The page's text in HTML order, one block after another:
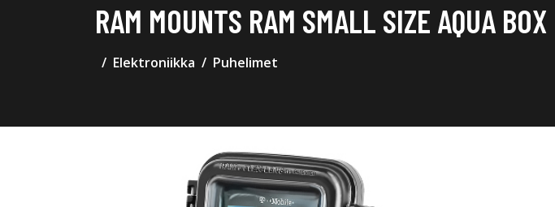
RAM MOUNTS RAM SMALL SIZE AQUA BOX
Elektroniikka Puhelimet